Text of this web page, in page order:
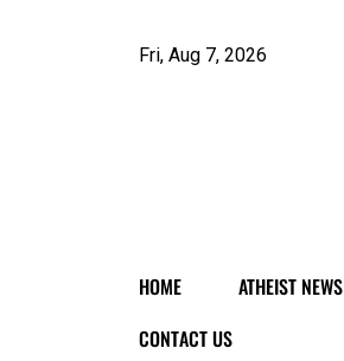
Fri, Aug 7, 2026
HOME ATHEIST NEWS
CONTACT US